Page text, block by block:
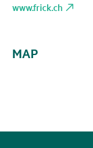
www.frick.ch
MAP